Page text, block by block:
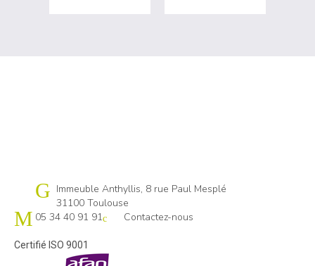
Cap emploi 31
Immeuble Anthyllis, 8 rue Paul Mesplé
31100 Toulouse
05 34 40 91 91
Contactez-nous
Certifié ISO 9001